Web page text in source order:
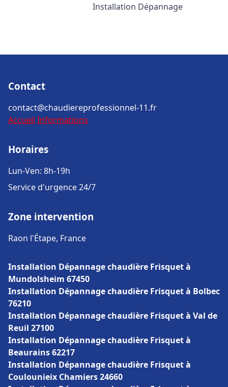
Installation Dépannage
Contact
contact@chaudiereprofessionnel-11.fr
Accueil Informations
Horaires
Lun-Ven: 8h-19h
Service d'urgence 24/7
Zone intervention
Raon l'Étape, France
Installation Dépannage chaudière Frisquet à
Mundolsheim 67450
Installation Dépannage chaudière Frisquet à Bolbec
76210
Installation Dépannage chaudière Frisquet à Val de
Reuil 27100
Installation Dépannage chaudière Frisquet à
Beaurains 62217
Installation Dépannage chaudière Frisquet à
Coulounieix Chamiers 24660